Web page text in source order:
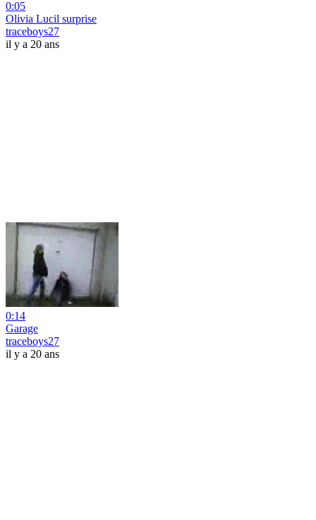
0:05
Olivia Lucil surprise
traceboys27
il y a 20 ans
0:14
Garage
traceboys27
il y a 20 ans